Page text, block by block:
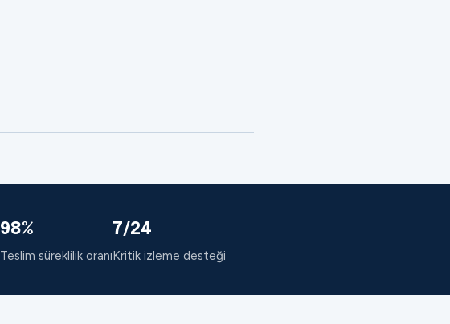
98%
Teslim süreklilik oranı
7/24
Kritik izleme desteği